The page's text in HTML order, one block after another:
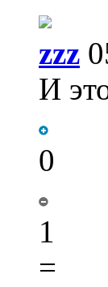
zzz
И
0
1
=